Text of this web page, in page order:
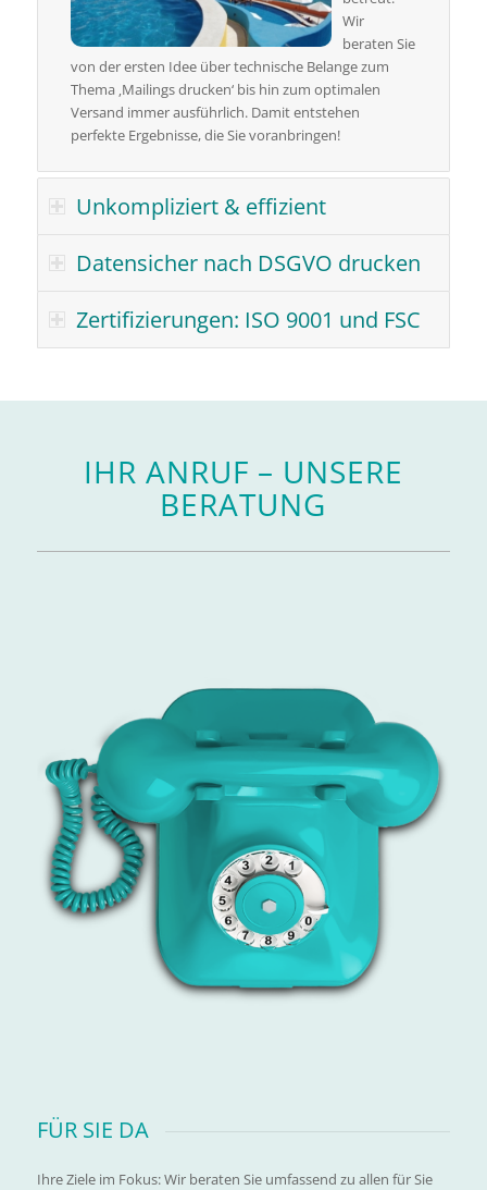
Wir
beraten Sie
von der ersten Idee über technische Belange zum
Thema ‚Mailings drucken‘ bis hin zum optimalen
Versand immer ausführlich. Damit entstehen
perfekte Ergebnisse, die Sie voranbringen!
Unkompliziert & effizient
Datensicher nach DSGVO drucken
Zertifizierungen: ISO 9001 und FSC
IHR ANRUF – UNSERE
BERATUNG
FÜR SIE DA
Ihre Ziele im Fokus: Wir beraten Sie umfassend zu allen für Sie